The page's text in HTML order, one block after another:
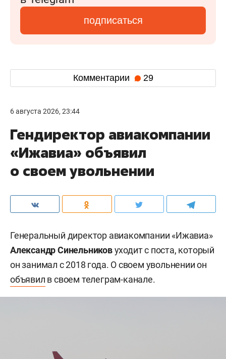
подписаться
Комментарии 29
6 августа 2026, 23:44
Гендиректор авиакомпании
«Ижавиа» объявил
о своем увольнении
Генеральный директор авиакомпании «Ижавиа»
Александр Синельниковуходит с поста, который
он занимал с 2018 года. О своем увольнении он
объявил в своем телеграм-канале.